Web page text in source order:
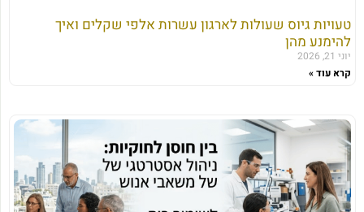
טעויות גיוס שעולות לארגון עשרות אלפי שקלים ואיך
להימנע מהן
יוני 21, 2026
קרא עוד »